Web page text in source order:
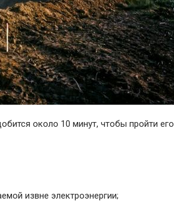
около 10 минут, чтобы пройти его
извне электроэнергии;